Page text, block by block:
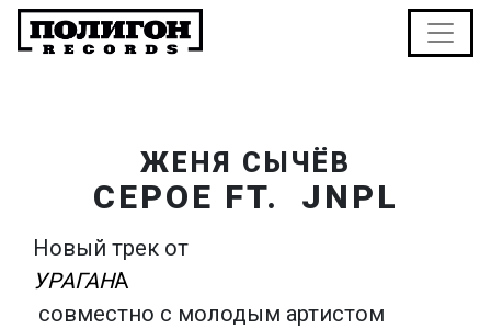
ЖЕНЯ СЫЧЁВ
СЕРОЕ FT. JNPL
Новый трек от
УРАГАНА
совместно с молодым артистом